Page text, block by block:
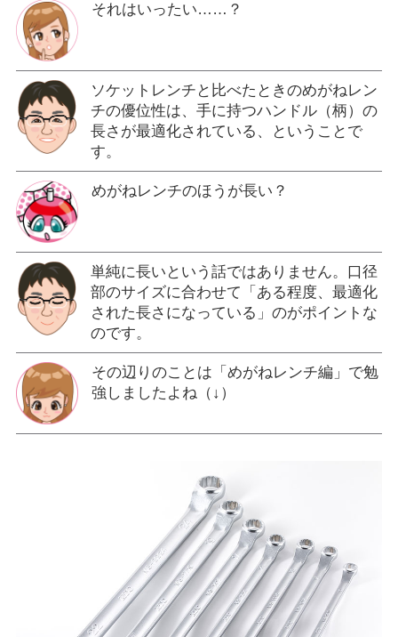
それはいったい……？
ソケットレンチと比べたときのめがねレン
チの優位性は、手に持つハンドル（柄）の
長さが最適化されている、ということで
す。
めがねレンチのほうが長い？
単純に長いという話ではありません。口径
部のサイズに合わせて「ある程度、最適化
された長さになっている」のがポイントな
のです。
その辺りのことは「めがねレンチ編」で勉
強しましたよね（↓）